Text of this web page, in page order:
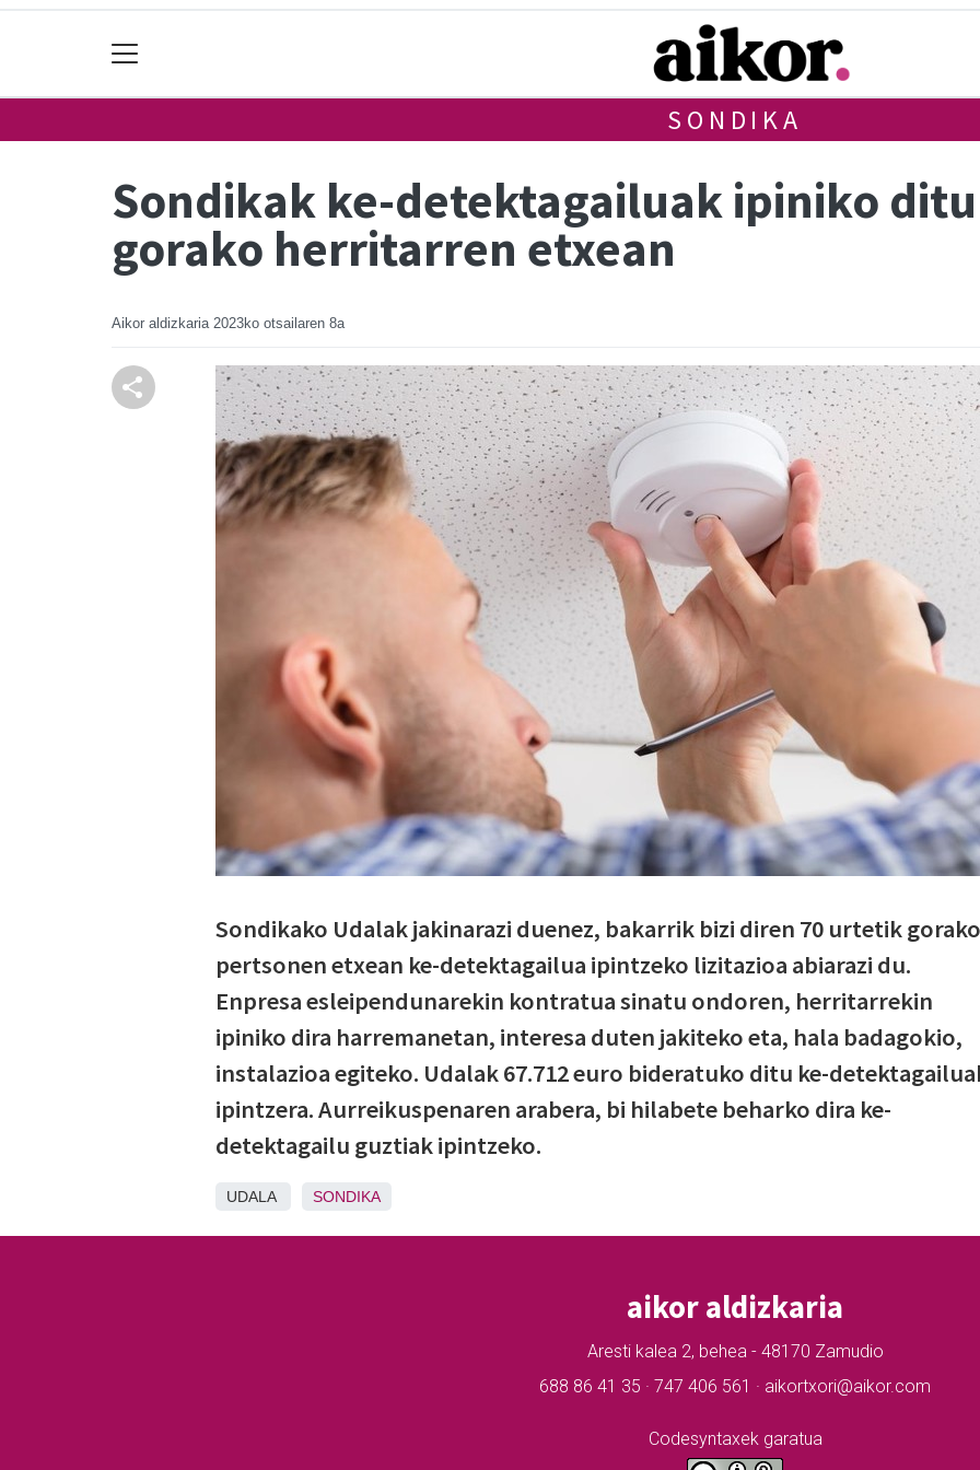
SONDIKA
Sondikak ke-detektagailuak ipiniko
gorako herritarren etxean
Aikor aldizkaria 2023ko otsailaren 8a
Sondikako Udalak jakinarazi duenez, bakarrik bizi diren 70 urtetik gorako
pertsonen etxean ke-detektagailua ipintzeko lizitazioa abiarazi du.
Enpresa esleipendunarekin kontratua sinatu ondoren, herritarrekin
ipiniko dira harremanetan, interesa duten jakiteko eta, hala badagokio,
instalazioa egiteko. Udalak 67.712 euro bideratuko ditu ke-
ipintzera. Aurreikuspenaren arabera, bi hilabete beharko dira ke-
detektagailu guztiak ipintzeko.
UDALA SONDIKA
aikor aldizkaria
Aresti kalea 2, behea - 48170 Zamudio
688 86 41 35 · 747 406 561 · aikortxori@aikor.com
Codesyntaxek garatua